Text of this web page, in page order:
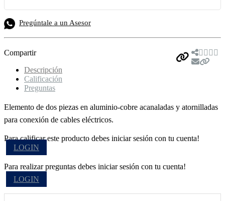
Pregúntale a un Asesor
Compartir
Descripción
Calificación
Preguntas
Elemento de dos piezas en aluminio-cobre acanaladas y atornilladas
para conexión de cables eléctricos.
Para calificar este producto debes iniciar sesión con tu cuenta!
LOGIN
Para realizar preguntas debes iniciar sesión con tu cuenta!
LOGIN